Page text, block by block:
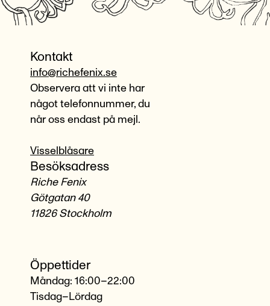
Öppettider
Måndag: 16:00–22:00
Tisdag–Lördag
Kontakt
info@richefenix.se
Observera att vi inte har
något telefonnummer, du
når oss endast på mejl.
Visselblåsare
Besöksadress
Riche Fenix
Götgatan 40
11826 Stockholm